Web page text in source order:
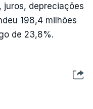
juros, depreciações
198,4 milhões
de 23,8%.